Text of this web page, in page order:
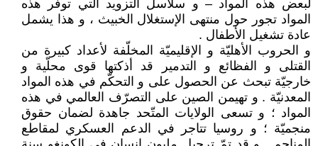
لبعض هذه المواد – و سلاسل التزويد التي توفّر هذه
المواد تجور حول منتهى الإستغلال الخبيث ، و هذا يشمل
عادة تشغيل الأطفال .
و الحروب الأهليّة و الإقليميّة المخلّفة لأعداد كبيرة من
القتلى و الفظائع و التدمير قد أذكتها قوى محلّية و
خارجيّة تبحث عن الحصول على و التحكّم في هذه المواد
المعدنيّة . و تهيمن الصين على التصرّف العالمي في هذه
المواد ؛ و تسعى الولايات المتّحد جاهدة لضمان حقوق
منجميّة ؛ و روسيا تتاجر في الدعم العسكري لمقاطع